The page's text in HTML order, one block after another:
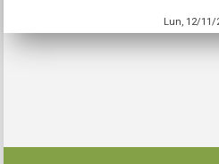
Lun, 12/11/